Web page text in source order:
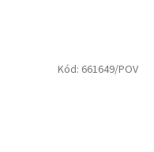
Kód: 661649/POV